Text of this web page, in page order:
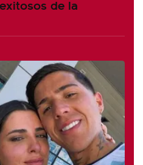
de la